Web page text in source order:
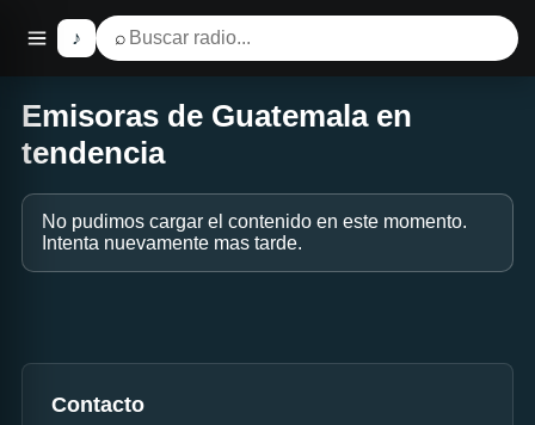
♪ ⌕
Emisoras de Guatemala en
tendencia
No pudimos cargar el contenido en este momento.
Intenta nuevamente mas tarde.
Contacto